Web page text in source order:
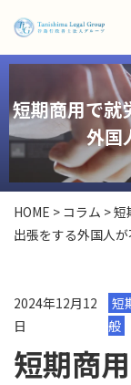
短期商用で就
外国
HOME > コラム >短
出張をする外国人
2024年12月12
日
短
般
短期商